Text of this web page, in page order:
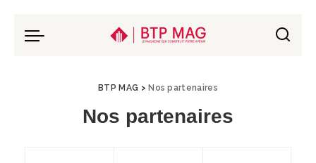
BTP MAG > Nos partenaires
Nos partenaires